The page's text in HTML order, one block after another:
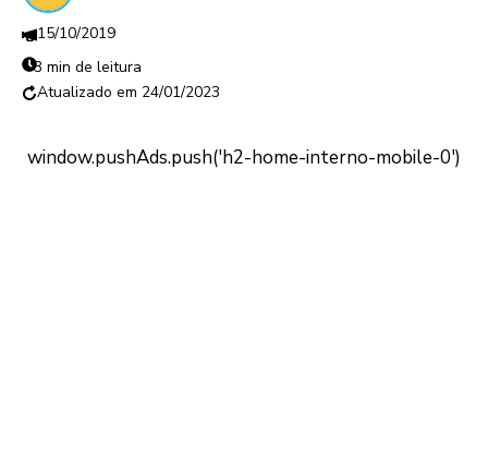
15/10/2019
3 min de leitura
24/01/2023